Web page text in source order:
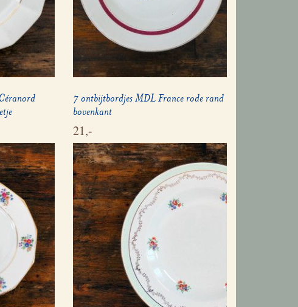
7 ontbijtbordjes MDL France rode rand
bovenkant
21,-